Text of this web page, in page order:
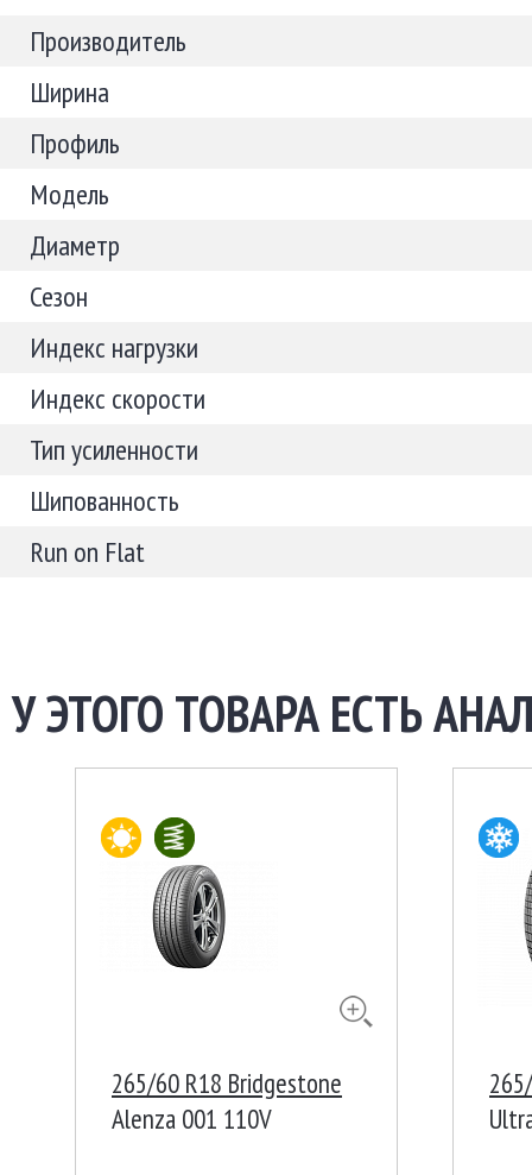
Производитель
Ширина
Профиль
Модель
Диаметр
Сезон
Индекс нагрузки
Индекс скорости
Тип усиленности
Шипованность
Run on Flat
У ЭТОГО ТОВАРА ЕСТЬ
265/60 R18 Bridgestone
Alenza 001 110V